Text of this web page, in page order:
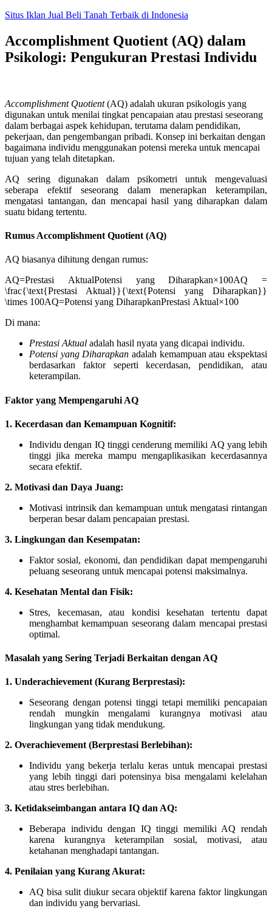
Skip
content
Situs Iklan Jual Beli Tanah Terbaik di Indonesia
Accomplishment Quotient (AQ) dalam
Psikologi: Pengukuran Prestasi Individu
Accomplishment Quotient(AQ) adalah ukuran psikologis yang
digunakan untuk menilai tingkat pencapaian atau prestasi seseorang
dalam berbagai aspek kehidupan, terutama dalam pendidikan,
pekerjaan, dan pengembangan pribadi. Konsep ini berkaitan dengan
bagaimana individu menggunakan potensi mereka untuk mencapai
tujuan yang telah ditetapkan.
AQ sering digunakan dalam psikometri untuk mengevaluasi
seberapa efektif seseorang dalam menerapkan keterampilan,
mengatasi tantangan, dan mencapai hasil yang diharapkan dalam
suatu bidang tertentu.
Rumus Accomplishment Quotient (AQ)
AQ biasanya dihitung dengan rumus:
AQ=Prestasi AktualPotensi yang Diharapkan×100AQ =
\frac{\text{Prestasi Aktual}}{\text{Potensi yang Diharapkan}}
\times 100AQ=Potensi yang DiharapkanPrestasi Aktual×100
Di mana:
Prestasi Aktual adalah hasil nyata yang dicapai individu.
Potensi yang Diharapkan adalah kemampuan atau ekspektasi
berdasarkan faktor seperti kecerdasan, pendidikan, atau
keterampilan.
Faktor yang Mempengaruhi AQ
1. Kecerdasan dan Kemampuan Kognitif:
Individu dengan IQ tinggi cenderung memiliki AQ yang lebih
tinggi jika mereka mampu mengaplikasikan kecerdasannya
secara efektif.
2. Motivasi dan Daya Juang:
Motivasi intrinsik dan kemampuan untuk mengatasi rintangan
berperan besar dalam pencapaian prestasi.
3. Lingkungan dan Kesempatan:
Faktor sosial, ekonomi, dan pendidikan dapat mempengaruhi
peluang seseorang untuk mencapai potensi maksimalnya.
4. Kesehatan Mental dan Fisik:
Stres, kecemasan, atau kondisi kesehatan tertentu dapat
menghambat kemampuan seseorang dalam mencapai prestasi
optimal.
Masalah yang Sering Terjadi Berkaitan dengan AQ
1. Underachievement (Kurang Berprestasi):
Seseorang dengan potensi tinggi tetapi memiliki pencapaian
rendah mungkin mengalami kurangnya motivasi atau
lingkungan yang tidak mendukung.
2. Overachievement (Berprestasi Berlebihan):
Individu yang bekerja terlalu keras untuk mencapai prestasi
yang lebih tinggi dari potensinya bisa mengalami kelelahan
atau stres berlebihan.
3. Ketidakseimbangan antara IQ dan AQ:
Beberapa individu dengan IQ tinggi memiliki AQ rendah
karena kurangnya keterampilan sosial, motivasi, atau
ketahanan menghadapi tantangan.
4. Penilaian yang Kurang Akurat:
AQ bisa sulit diukur secara objektif karena faktor lingkungan
dan individu yang bervariasi.